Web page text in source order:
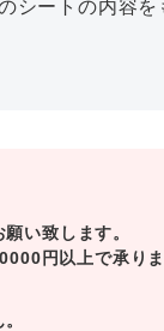
シートの内容を
い致します。
円以上で承り